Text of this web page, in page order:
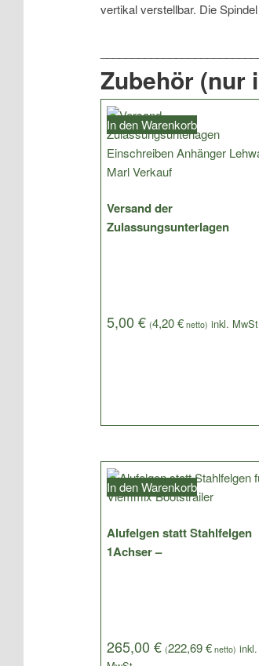
vertikal verstellbar. Die
Zubehör (nur
Versand der
Zulassungsunterlagen
5,00€ (4,20€ netto)
In den Warenkorb
Alufelgen statt Stahlfelgen
1Achser –
265,00€ (222,69€ netto)
In den Warenkorb